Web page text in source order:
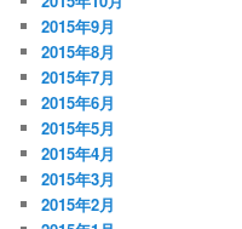
2015年9月
2015年8月
2015年7月
2015年6月
2015年5月
2015年4月
2015年3月
2015年2月